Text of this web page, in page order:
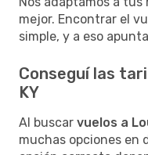
mejor. Encontrar el
simple, y a eso
Conseguí las
KY
Al buscar vuelos a
muchas opciones en